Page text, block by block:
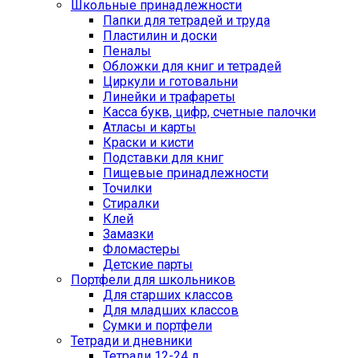
Школьные принадлежности
Папки для тетрадей и труда
Пластилин и доски
Пеналы
Обложки для книг и тетрадей
Циркули и готовальни
Линейки и трафареты
Касса букв, цифр, счетные палочки
Атласы и карты
Краски и кисти
Подставки для книг
Пищевые принадлежности
Точилки
Стиралки
Клей
Замазки
Фломастеры
Детские парты
Портфели для школьников
Для старших классов
Для младших классов
Сумки и портфели
Тетради и дневники